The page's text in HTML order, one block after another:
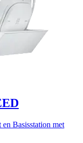
Basisstation met